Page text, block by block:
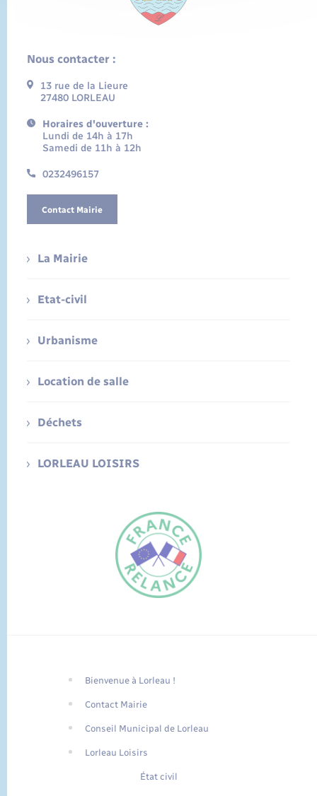
Traduction du
FR
Nous contacter :
13 rue de la Lieure
27480 LORLEAU
Horaires d'ouverture :
Lundi de 14h à 17h
Samedi de 11h à 12h
0232496157
Contact Mairie
La Mairie
Etat-civil
Urbanisme
Location de salle
Déchets
LORLEAU LOISIRS
Bienvenue à Lorleau !
Contact Mairie
Conseil Municipal de Lorleau
Lorleau Loisirs
État civil